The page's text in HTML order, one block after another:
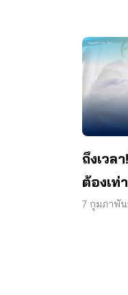
ถึงเวล
ต้องเท่
7 กุมภาพั